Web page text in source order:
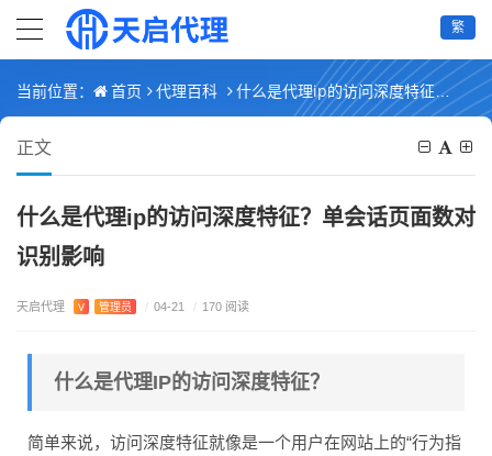
繁
当前位置： 首页 代理百科 什么是代理ip的访问深度特征？单会话页面数对识别影响
正文
什么是代理ip的访问深度特征？单会话页面数对
识别影响
天启代理 V 管理员 / 04-21 / 170 阅读
什么是代理IP的访问深度特征？
简单来说，访问深度特征就像是一个用户在网站上的“行为指